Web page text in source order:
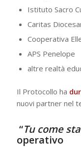
Istituto Sacro
Caritas
Cooperativa
APS Penelope
altre realtà
Il Protocollo ha
nuovi partner nel
“Tu come
operativo